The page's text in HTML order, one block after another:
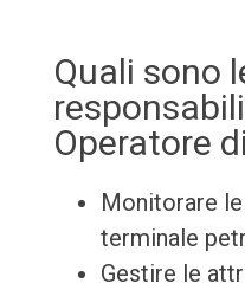
Quali sono
Operatore
Monitorare
terminale
Gestire le